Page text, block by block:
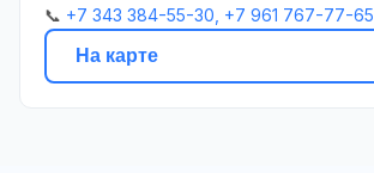
📞 +7 343 384-55-30, +7 961 767-77-65
На карте